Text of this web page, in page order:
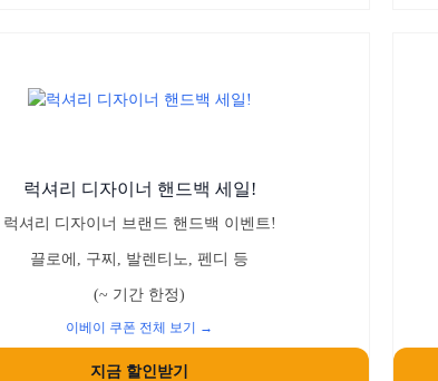
럭셔리 디자이너 핸드백 세일!
럭셔리 디자이너 브랜드 핸드백 이벤트!
끌로에, 구찌, 발렌티노, 펜디 등
(~ 기간 한정)
이베이 쿠폰 전체 보기 →
지금 할인받기